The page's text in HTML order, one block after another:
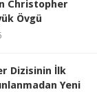
Christopher
Övgü
Dizisinin İlk
Yeni